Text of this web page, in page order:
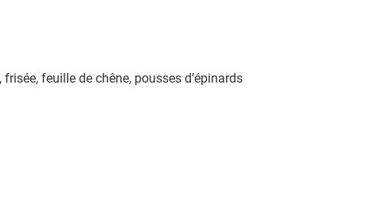
feuille de chêne, pousses d’épinards